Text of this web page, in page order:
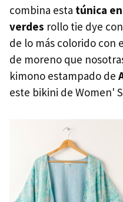
combina esta túnica
verdes rollo tie dye
de lo más colorido con
de moreno que
kimono estampado de
este bikini de Women'